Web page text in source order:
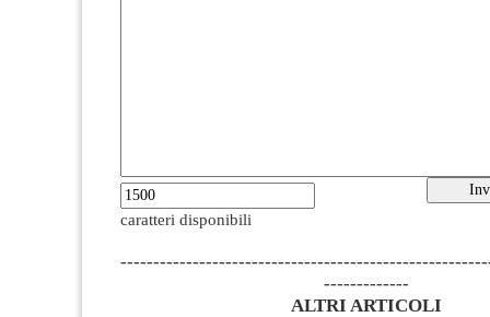
caratteri disponibili
-------------
ALTRI ARTICOLI